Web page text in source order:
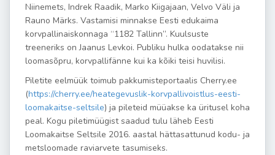
Niinemets, Indrek Raadik, Marko Kiigajaan, Velvo Väli ja
Rauno Märks. Vastamisi minnakse Eesti edukaima
korvpallinaiskonnaga “1182 Tallinn”. Kuulsuste
treeneriks on Jaanus Levkoi. Publiku hulka oodatakse nii
loomasõpru, korvpallifänne kui ka kõiki teisi huvilisi.
Piletite eelmüük toimub pakkumisteportaalis Cherry.ee
(https://cherry.ee/heategevuslik-korvpallivoistlus-eesti-
loomakaitse-seltsile) ja pileteid müüakse ka üritusel koha
peal. Kogu piletimüügist saadud tulu läheb Eesti
Loomakaitse Seltsile 2016. aastal hättasattunud kodu- ja
metsloomade raviarvete tasumiseks.